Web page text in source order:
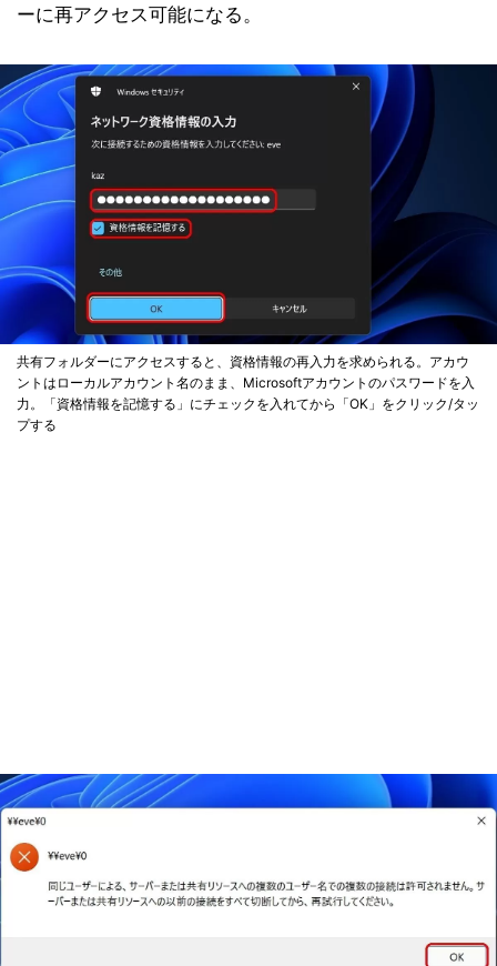
ーに再アクセス可能になる。
共有フォルダーにアクセスすると、資格情報の再入力を求められる。アカウ
ントはローカルアカウント名のまま、Microsoftアカウントのパスワードを入
力。「資格情報を記憶する」にチェックを入れてから「OK」をクリック/タッ
プする